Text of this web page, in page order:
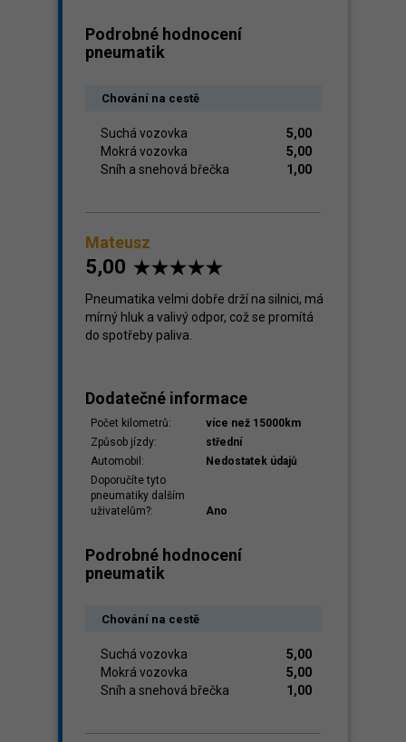
Podrobné hodnocení
pneumatik
Chování na cestě
Suchá vozovka
5,00
Mokrá vozovka
5,00
Sníh a snehová břečka
1,00
Mateusz
5,00
Pneumatika velmi dobře drží na silnici, má
mírný hluk a valivý odpor, což se promítá
do spotřeby paliva.
Dodatečné informace
Počet kilometrů:
více než 15000km
Způsob jízdy:
střední
Automobil:
Nedostatek údajů
Doporučíte tyto
pneumatiky dalším
uživatelům?:
Ano
Podrobné hodnocení
pneumatik
Chování na cestě
Suchá vozovka
5,00
Mokrá vozovka
5,00
Sníh a snehová břečka
1,00